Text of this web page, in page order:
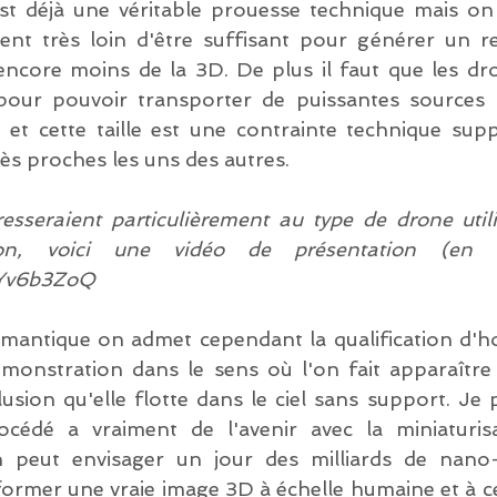
déjà une véritable prouesse technique mais
très loin d'être suffisant pour générer un
moins de la 3D. De plus il faut que les
pouvoir transporter de puissantes sources
cette taille est une contrainte technique
proches les uns des autres.
particulièrement au type de drone
voici une vidéo de présentation (en
on admet cependant la qualification
dans le sens où l'on fait apparaître
qu'elle flotte dans le ciel sans support. Je
a vraiment de l'avenir avec la
peut envisager un jour des milliards de
une vraie image 3D à échelle humaine et à